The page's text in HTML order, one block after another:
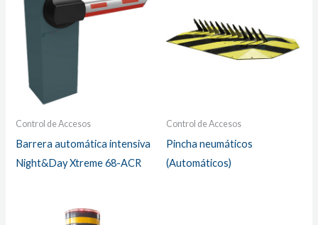
Control de Accesos
Barrera automática intensiva
Night&Day Xtreme 68-ACR
Control de Accesos
Pincha neumáticos
(Automáticos)